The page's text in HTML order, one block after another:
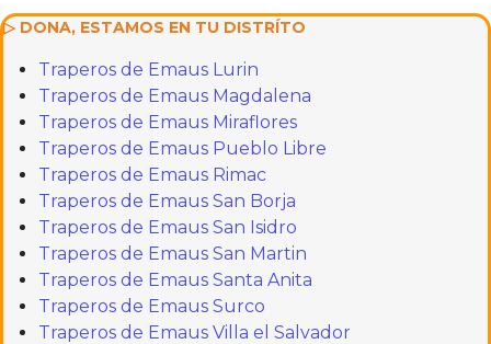
▷ DONA, ESTAMOS EN TU DISTRÍTO
Traperos de Emaus Lurin
Traperos de Emaus Magdalena
Traperos de Emaus Miraflores
Traperos de Emaus Pueblo Libre
Traperos de Emaus Rimac
Traperos de Emaus San Borja
Traperos de Emaus San Isidro
Traperos de Emaus San Martin
Traperos de Emaus Santa Anita
Traperos de Emaus Surco
Traperos de Emaus Villa el Salvador